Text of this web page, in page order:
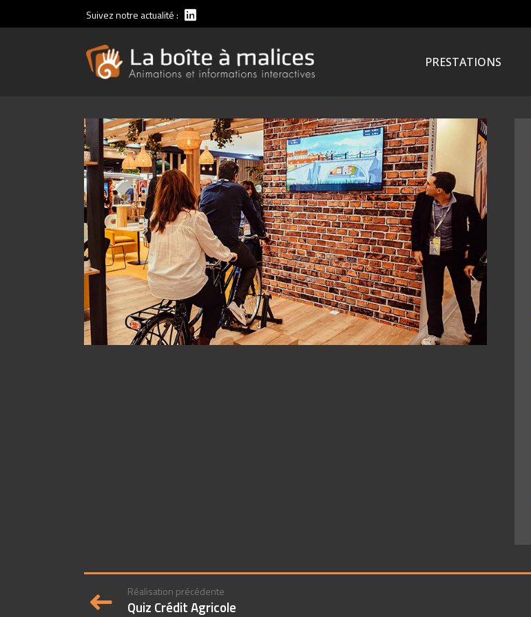
Suivez notre actualité :
PRESTATIONS
Animations vélos
Animations running
Simgoal Football Edition
Simgoal Rugby Edition
Animations voile
Mov’Nect : la manette, c’est vous !
QuizNect : Le quiz sans contact !
Idées en bulles
Quizs multijoueurs
Présentations interactives
Bornes de jeux
Expérience IA
Réalisation précédente
Quiz Crédit Agricole